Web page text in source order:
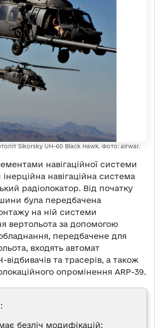
Sikorsky UH-60 Black Hawk. Фото: airwar.
навігаційної системи
навігаційна система
радіолокатор. Від початку
була передбачена
на ній системи
вертольота за допомогою
передбачене для
входять автомат
відбивачів та трасерів, а також
опромінення ARP-39.
безліч модифікацій: